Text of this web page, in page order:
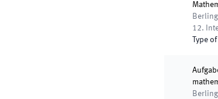
12.
Type